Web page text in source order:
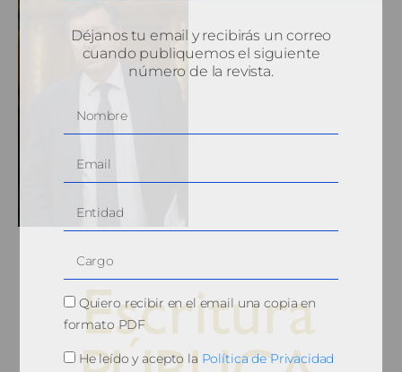
Déjanos tu email y recibirás un correo
cuando publiquemos el siguiente
número de la revista.
Quiero recibir en el email una copia en
formato PDF
He leído y acepto la Política de Privacidad